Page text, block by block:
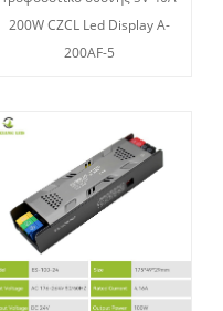
200W CZCL Led Display A-
200AF-5